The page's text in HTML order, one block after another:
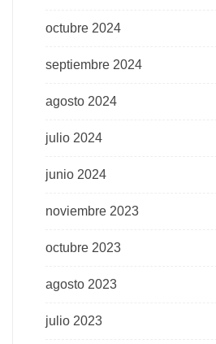
octubre 2024
septiembre 2024
agosto 2024
julio 2024
junio 2024
noviembre 2023
octubre 2023
agosto 2023
julio 2023